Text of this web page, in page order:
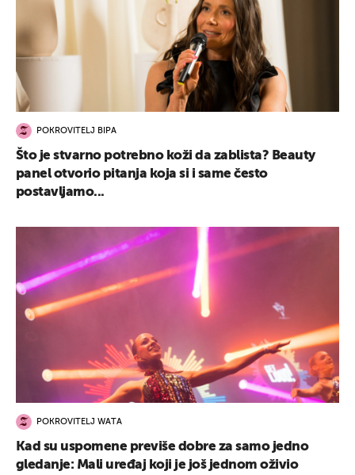
POKROVITELJ BIPA
Što je stvarno potrebno koži da zablista? Beauty
panel otvorio pitanja koja si i same često
postavljamo...
POKROVITELJ WATA
Kad su uspomene previše dobre za samo jedno
gledanje: Mali uređaj koji je još jednom oživio